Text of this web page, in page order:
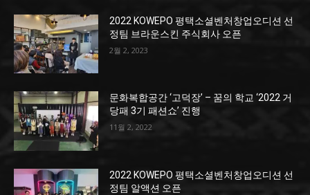
2022 KOWEPO 평택소셜벤처창업오디션 선
정팀 브라운스킨 주식회사 오픈
2월 2, 2023
문화복합공간 ‘고덕장’ – 꿈의 학교 ‘2022 거
당패 3기 패션쇼’ 진행
11월 2, 2022
2022 KOWEPO 평택소셜벤처창업오디션 선
정팀 알액션 오픈